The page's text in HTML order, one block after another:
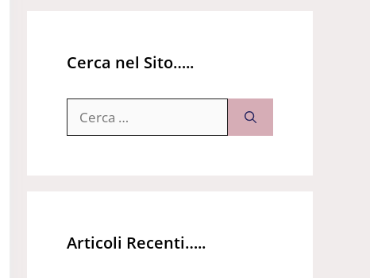
Cerca nel Sito…..
per:
Articoli Recenti…..